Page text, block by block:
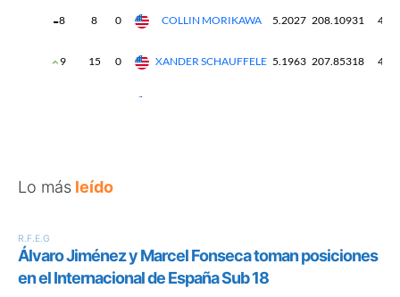
Lo más leído